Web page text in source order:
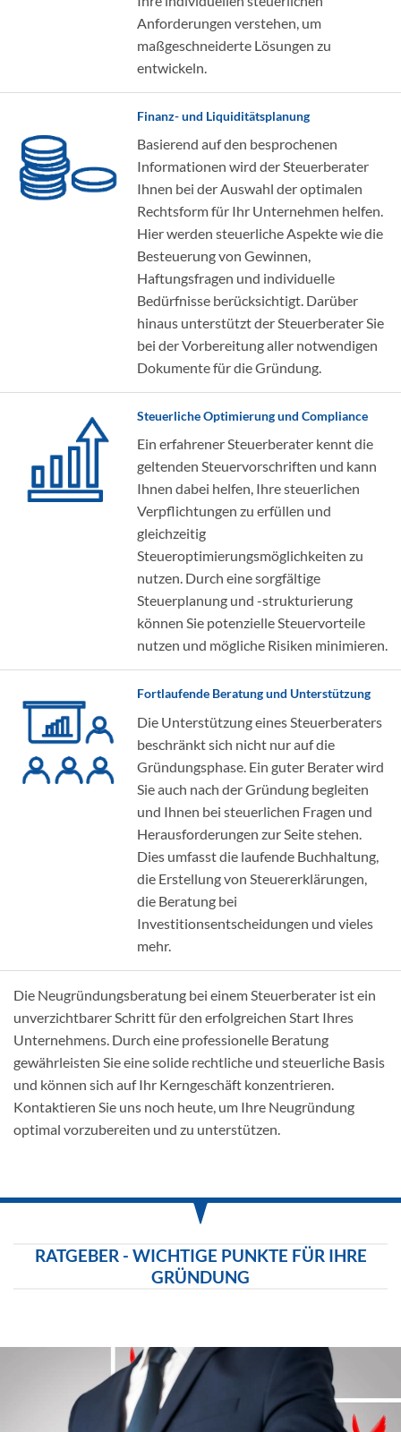
Anforderungen verstehen, um
maßgeschneiderte Lösungen zu
entwickeln.
Finanz- und Liquiditätsplanung
Basierend auf den besprochenen
Informationen wird der Steuerberater
Ihnen bei der Auswahl der optimalen
Rechtsform für Ihr Unternehmen helfen.
Hier werden steuerliche Aspekte wie die
Besteuerung von Gewinnen,
Haftungsfragen und individuelle
Bedürfnisse berücksichtigt. Darüber
hinaus unterstützt der Steuerberater Sie
bei der Vorbereitung aller notwendigen
Dokumente für die Gründung.
Steuerliche Optimierung und Compliance
Ein erfahrener Steuerberater kennt die
geltenden Steuervorschriften und kann
Ihnen dabei helfen, Ihre steuerlichen
Verpflichtungen zu erfüllen und
gleichzeitig
Steueroptimierungsmöglichkeiten zu
nutzen. Durch eine sorgfältige
Steuerplanung und -strukturierung
können Sie potenzielle Steuervorteile
nutzen und mögliche Risiken minimieren.
Fortlaufende Beratung und Unterstützung
Die Unterstützung eines Steuerberaters
beschränkt sich nicht nur auf die
Gründungsphase. Ein guter Berater wird
Sie auch nach der Gründung begleiten
und Ihnen bei steuerlichen Fragen und
Herausforderungen zur Seite stehen.
Dies umfasst die laufende Buchhaltung,
die Erstellung von Steuererklärungen,
die Beratung bei
Investitionsentscheidungen und vieles
mehr.
Die Neugründungsberatung bei einem Steuerberater ist ein
unverzichtbarer Schritt für den erfolgreichen Start Ihres
Unternehmens. Durch eine professionelle Beratung
gewährleisten Sie eine solide rechtliche und steuerliche Basis
und können sich auf Ihr Kerngeschäft konzentrieren.
Kontaktieren Sie uns noch heute, um Ihre Neugründung
optimal vorzubereiten und zu unterstützen.
RATGEBER - WICHTIGE PUNKTE FÜR IHRE
GRÜNDUNG